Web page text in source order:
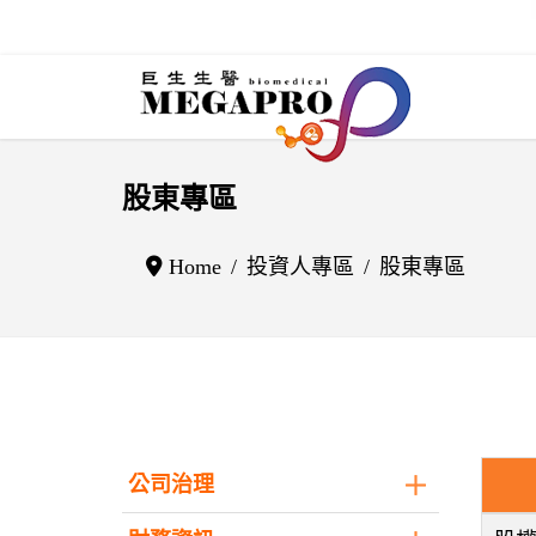
股東專區
Home 投資人專區 股東專區
公司治理
文章